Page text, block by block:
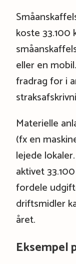
koste 33.100
eller en
fradrag for i
Materielle
(fx en
lejede
aktivet
fordele
driftsmidler
året.
Eksempel